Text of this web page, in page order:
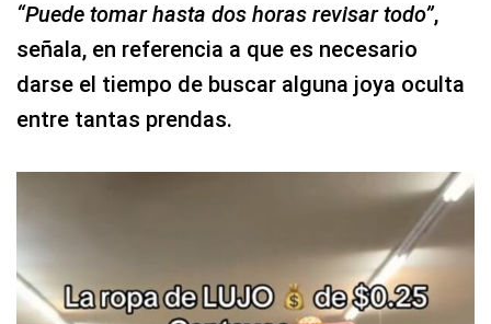
“Puede tomar hasta dos horas revisar todo”,
señala, en referencia a que es necesario
darse el tiempo de buscar alguna joya oculta
entre tantas prendas.